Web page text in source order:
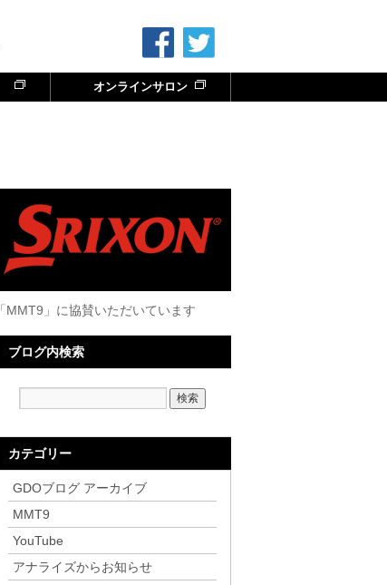
オンラインサロン
「MMT9」に協賛いただいています
ブログ内検索
カテゴリー
GDOブログ アーカイブ
MMT9
YouTube
アナライズからお知らせ